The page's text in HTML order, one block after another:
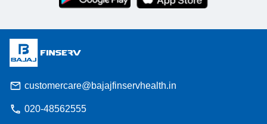
customercare@bajajfinservhealth.in
020-48562555